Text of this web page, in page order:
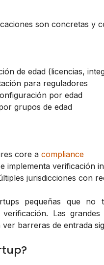
son concretas y
de edad (licencias,
para reguladores
por edad
grupos de edad
core a compliance
implementa verificación
jurisdicciones con
pequeñas que no
Las
barreras de entrada